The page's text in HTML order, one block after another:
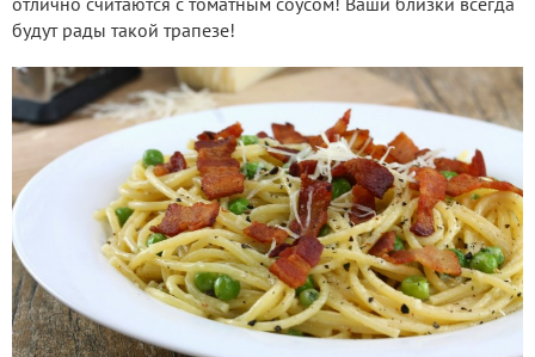
будут рады такой трапезе!